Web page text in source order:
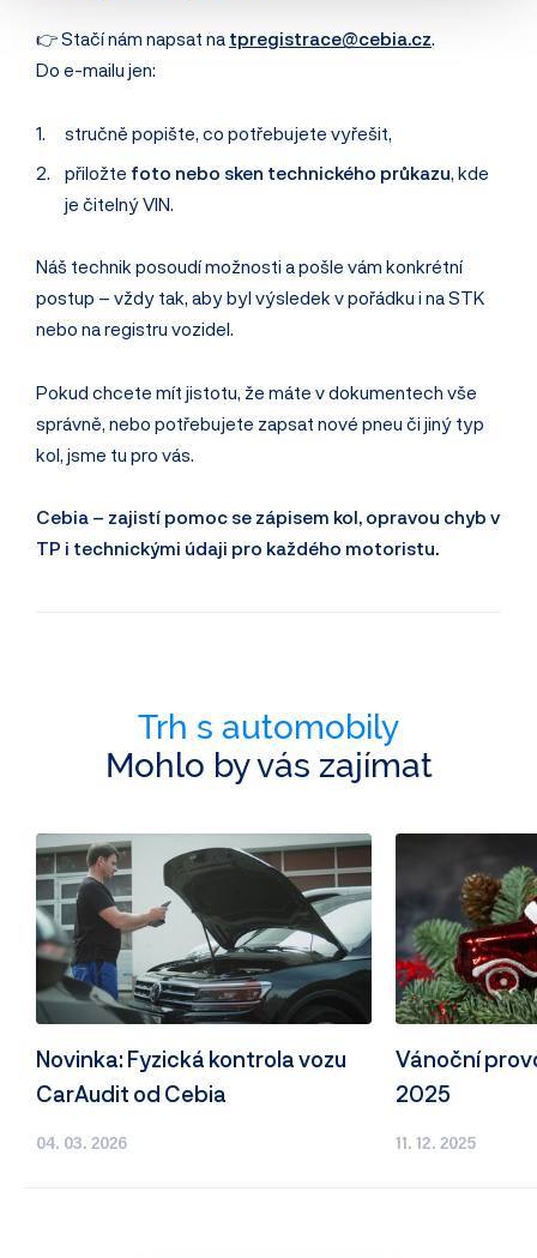
👉 Stačí nám napsat na tpregistrace@cebia.cz.
Do e-mailu jen:
stručně popište, co potřebujete vyřešit,
přiložte foto nebo sken technického průkazu, kde
je čitelný VIN.
Náš technik posoudí možnosti a pošle vám konkrétní
postup – vždy tak, aby byl výsledek v pořádku i na STK
nebo na registru vozidel.
Pokud chcete mít jistotu, že máte v dokumentech vše
správně, nebo potřebujete zapsat nové pneu či jiný typ
kol, jsme tu pro vás.
Cebia – zajistí pomoc se zápisem kol, opravou chyb v
TP i technickými údaji pro každého motoristu.
Trh s automobily
Mohlo by vás zajímat
04. 03. 2026
Novinka: Fyzická kontrola vozu
CarAudit od Cebia
11. 12. 2025
Vánoční
2025